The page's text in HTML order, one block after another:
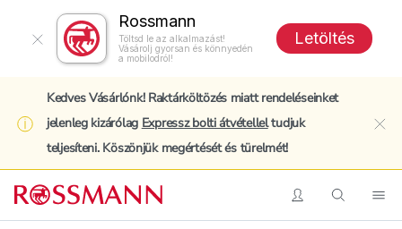
Rossmann
Töltsd le az alkalmazást!
Vásárolj gyorsan és könnyedén
a mobilodról!
Letöltés
Kedves Vásárlónk! Raktárköltözés miatt rendeléseinket
jelenleg kizárólag Expressz bolti átvételleltudjuk
teljesíteni. Köszönjük megértését és türelmét!
BelépésKeresés
Keresés